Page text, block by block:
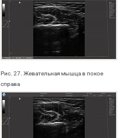
Рис. 27. Жевательная мышца в покое
справа